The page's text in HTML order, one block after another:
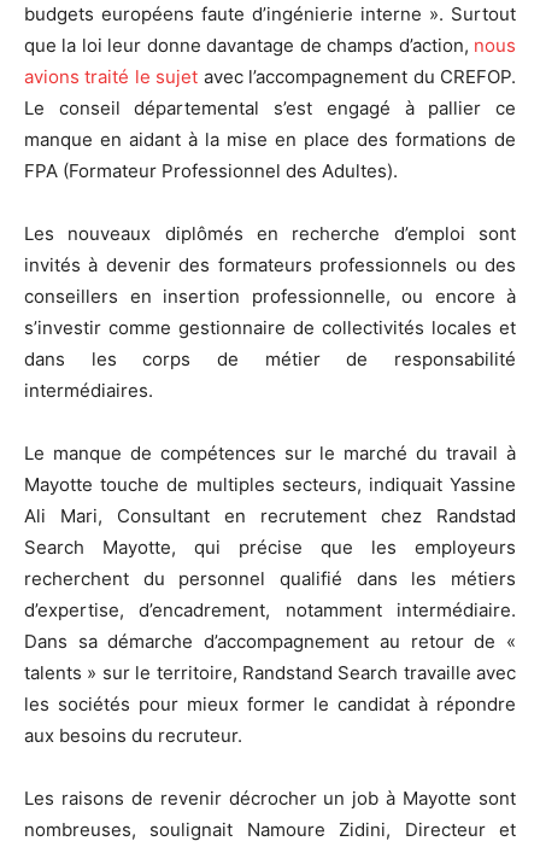
budgets européens faute d’ingénierie interne ». Surtout
que la loi leur donne davantage de champs d’action, nous
avions traité le sujet avec l’accompagnement du CREFOP.
Le conseil départemental s’est engagé à pallier ce
manque en aidant à la mise en place des formations de
FPA (Formateur Professionnel des Adultes).
Les nouveaux diplômés en recherche d’emploi sont
invités à devenir des formateurs professionnels ou des
conseillers en insertion professionnelle, ou encore à
s’investir comme gestionnaire de collectivités locales et
dans les corps de métier de responsabilité
intermédiaires.
Le manque de compétences sur le marché du travail à
Mayotte touche de multiples secteurs, indiquait Yassine
Ali Mari, Consultant en recrutement chez Randstad
Search Mayotte, qui précise que les employeurs
recherchent du personnel qualifié dans les métiers
d’expertise, d’encadrement, notamment intermédiaire.
Dans sa démarche d’accompagnement au retour de «
talents » sur le territoire, Randstand Search travaille avec
les sociétés pour mieux former le candidat à répondre
aux besoins du recruteur.
Les raisons de revenir décrocher un job à Mayotte sont
nombreuses, soulignait Namoure Zidini, Directeur et